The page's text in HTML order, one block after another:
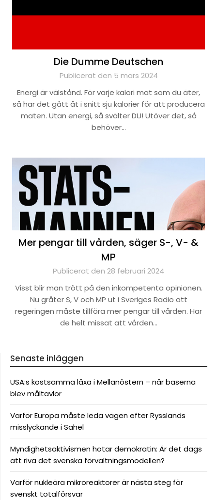
Die Dumme Deutschen
Publicerat den 5 mars 2024
Energi är välstånd. För varje kalori mat som du äter,
så har det gått åt i snitt sju kalorier för att producera
maten. Utan energi, så svälter DU! Utöver det, så
behöver…
Mer pengar till vården, säger S-, V- &
MP
Publicerat den 28 februari 2024
Visst blir man trött på den inkompetenta opinionen.
Nu gråter S, V och MP ut i Sveriges Radio att
regeringen måste tillföra mer pengar till vården. Har
de helt missat att vården…
Senaste inläggen
USA:s kostsamma läxa i Mellanöstern – när baserna
blev måltavlor
Varför Europa måste leda vägen efter Rysslands
misslyckande i Sahel
Myndighetsaktivismen hotar demokratin: Är det dags
att riva det svenska förvaltningsmodellen?
Varför nukleära mikroreaktorer är nästa steg för
svenskt totalförsvar